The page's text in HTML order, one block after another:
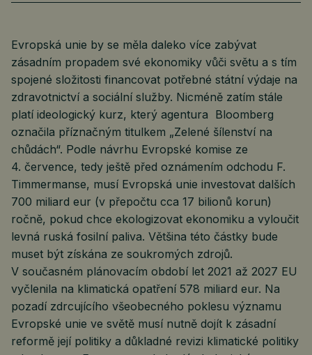
Evropská unie by se měla daleko více zabývat
zásadním propadem své ekonomiky vůči světu a s tím
spojené složitosti financovat potřebné státní výdaje na
zdravotnictví a sociální služby. Nicméně zatím stále
platí ideologický kurz, který agentura Bloomberg
označila příznačným titulkem „Zelené šílenství na
chůdách“. Podle návrhu Evropské komise ze
4. července, tedy ještě před oznámením odchodu F.
Timmermanse, musí Evropská unie investovat dalších
700 miliard eur (v přepočtu cca 17 bilionů korun)
ročně, pokud chce ekologizovat ekonomiku a vyloučit
levná ruská fosilní paliva. Většina této částky bude
muset být získána ze soukromých zdrojů.
V současném plánovacím období let 2021 až 2027 EU
vyčlenila na klimatická opatření 578 miliard eur. Na
pozadí zdrcujícího všeobecného poklesu významu
Evropské unie ve světě musí nutně dojít k zásadní
reformě její politiky a důkladné revizi klimatické politiky